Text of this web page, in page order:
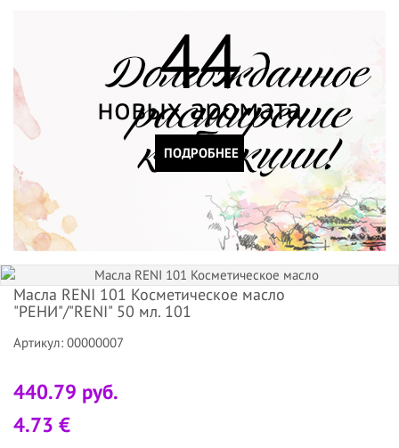
44
новых аромата
ПОДРОБНЕЕ
Масла RENI 101 Косметическое масло
"РЕНИ"/"RENI" 50 мл. 101
Артикул: 00000007
440.79 руб.
4.73 €